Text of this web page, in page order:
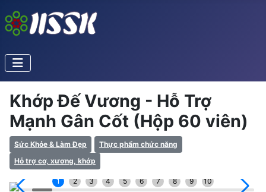
Khớp Đế Vương - Hỗ Trợ
Mạnh Gân Cốt (Hộp 60 viên)
Sức Khỏe & Làm Đẹp
Thực phẩm chức năng
Hỗ trợ cơ, xương, khớp
1 2 3 4 5 6 7 8 9 10